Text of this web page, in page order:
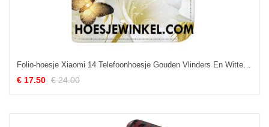
Folio-hoesje Xiaomi 14 Telefoonhoesje Gouden Vlinders En Witte Bloemen Met Riempje
€ 17.50 € 24.00